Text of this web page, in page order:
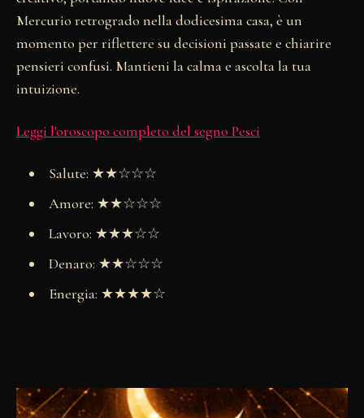
Mercurio retrogrado nella dodicesima casa, è un
momento per riflettere su decisioni passate e chiarire
pensieri confusi. Mantieni la calma e ascolta la tua
intuizione.
Leggi l'oroscopo completo del segno Pesci
Salute: ★★☆☆☆
Amore: ★★☆☆☆
Lavoro: ★★★☆☆
Denaro: ★★☆☆☆
Energia: ★★★★☆